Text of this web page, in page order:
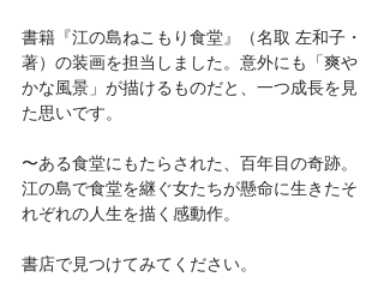
書籍『江の島ねこもり食堂』（名取 左和子・
著）の装画を担当しました。意外にも「爽や
かな風景」が描けるものだと、一つ成長を見
た思いです。
〜ある食堂にもたらされた、百年目の奇跡。
江の島で食堂を継ぐ女たちが懸命に生きたそ
れぞれの人生を描く感動作。
書店で見つけてみてください。